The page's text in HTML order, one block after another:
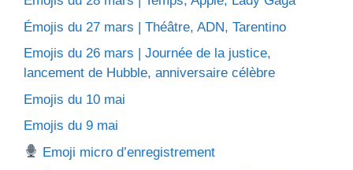
Émojis du 27 mars | Théâtre, ADN, Tarentino
Emojis du 26 mars | Journée de la justice,
lancement de Hubble, anniversaire célèbre
Emojis du 10 mai
Emojis du 9 mai
Emoji micro d’enregistrement